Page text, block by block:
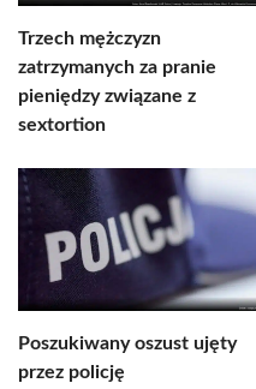
Trzech mężczyzn
zatrzymanych za pranie
pieniędzy związane z
sextortion
Poszukiwany oszust ujęty
przez policję